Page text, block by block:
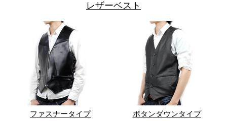
レザーベスト
ファスナータイプ ボタンダウンタイプ